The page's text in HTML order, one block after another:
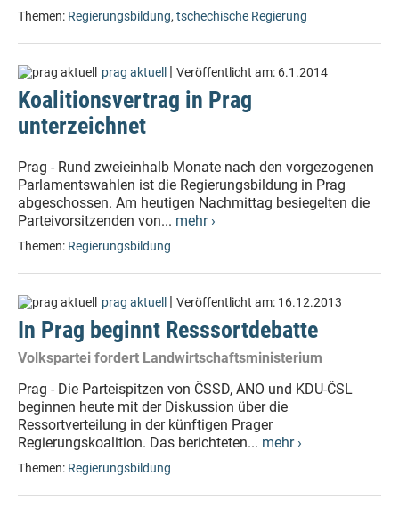
Themen: Regierungsbildung, tschechische Regierung
prag aktuell | Veröffentlicht am: 6.1.2014
Koalitionsvertrag in Prag
unterzeichnet
Prag - Rund zweieinhalb Monate nach den vorgezogenen
Parlamentswahlen ist die Regierungsbildung in Prag
abgeschossen. Am heutigen Nachmittag besiegelten die
Parteivorsitzenden von... mehr ›
Themen: Regierungsbildung
prag aktuell | Veröffentlicht am: 16.12.2013
In Prag beginnt Resssortdebatte
Volkspartei fordert Landwirtschaftsministerium
Prag - Die Parteispitzen von ČSSD, ANO und KDU-ČSL
beginnen heute mit der Diskussion über die
Ressortverteilung in der künftigen Prager
Regierungskoalition. Das berichteten... mehr ›
Themen: Regierungsbildung